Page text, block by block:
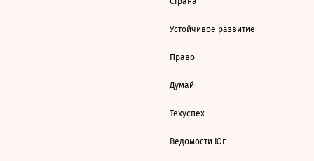
Устойчивое развитие
Право
Думай
Техуспех
Ведомости Юг